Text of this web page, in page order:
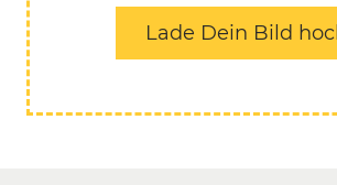
Lade Dein Bild